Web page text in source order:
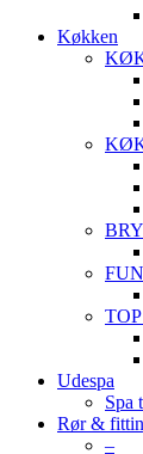
Køkken
Udespa
Spa
Rør &
–